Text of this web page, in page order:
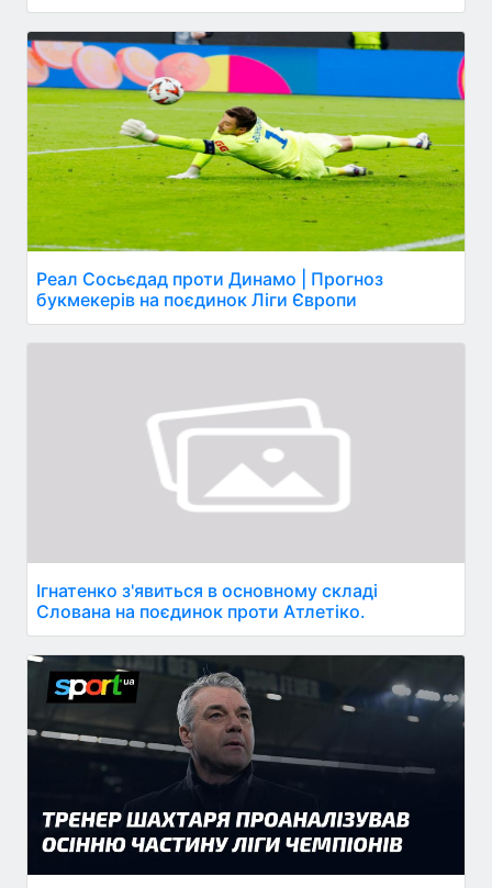
Реал Сосьєдад проти Динамо | Прогноз
букмекерів на поєдинок Ліги Європи
Ігнатенко з'явиться в основному складі
Слована на поєдинок проти Атлетіко.